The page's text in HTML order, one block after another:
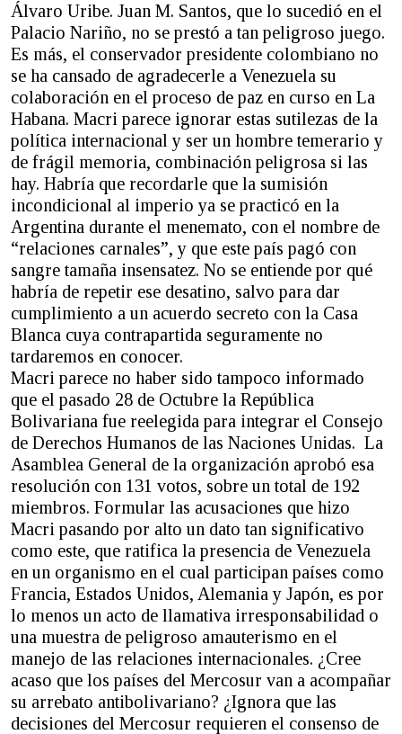
Álvaro Uribe. Juan M. Santos, que lo sucedió en el
Palacio Nariño, no se prestó a tan peligroso juego.
Es más, el conservador presidente colombiano no
se ha cansado de agradecerle a Venezuela su
colaboración en el proceso de paz en curso en La
Habana. Macri parece ignorar estas sutilezas de la
política internacional y ser un hombre temerario y
de frágil memoria, combinación peligrosa si las
hay. Habría que recordarle que la sumisión
incondicional al imperio ya se practicó en la
Argentina durante el menemato, con el nombre de
“relaciones carnales”, y que este país pagó con
sangre tamaña insensatez. No se entiende por qué
habría de repetir ese desatino, salvo para dar
cumplimiento a un acuerdo secreto con la Casa
Blanca cuya contrapartida seguramente no
tardaremos en conocer.
Macri parece no haber sido tampoco informado
que el pasado 28 de Octubre la República
Bolivariana fue reelegida para integrar el Consejo
de Derechos Humanos de las Naciones Unidas. La
Asamblea General de la organización aprobó esa
resolución con 131 votos, sobre un total de 192
miembros. Formular las acusaciones que hizo
Macri pasando por alto un dato tan significativo
como este, que ratifica la presencia de Venezuela
en un organismo en el cual participan países como
Francia, Estados Unidos, Alemania y Japón, es por
lo menos un acto de llamativa irresponsabilidad o
una muestra de peligroso amauterismo en el
manejo de las relaciones internacionales. ¿Cree
acaso que los países del Mercosur van a acompañar
su arrebato antibolivariano? ¿Ignora que las
decisiones del Mercosur requieren el consenso de